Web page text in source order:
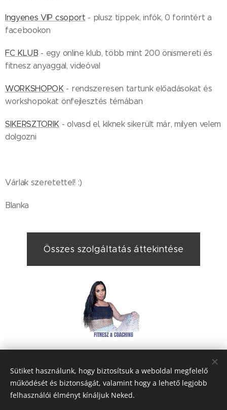
Ingyenes VIP csoport - plusz tippek, infók, 0 forintért a
facebookon
FC KLUB - egy online klub, több mint 200 önismereti és
fitnesz anyaggal, videóval
WORKSHOPOK- rendszeresen tartunk előadásokat és
workshopokat önfejlesztés témában
SIKERSZTORIK - olvasd el, kiknek sikerült már, milyen velem
dolgozni
Várlak szeretettel! :)
Blanka
Összes szolgáltatás áttekintése
Sütiket használunk, hogy biztosítsuk a weboldal megfelelő
működését és biztonságát, valamint hogy a lehető legjobb
felhasználói élményt kínáljuk Neked.